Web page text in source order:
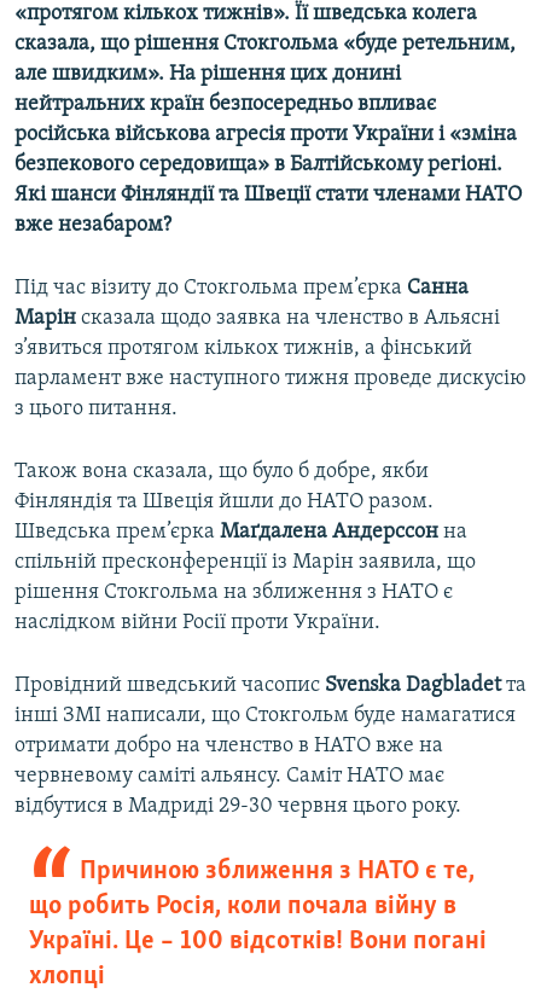
«протягом кількох тижнів». Її шведська колега
сказала, що рішення Стокгольма «буде ретельним,
але швидким». На рішення цих донині
нейтральних країн безпосередньо впливає
російська військова агресія проти України і «зміна
безпекового середовища» в Балтійському регіоні.
Які шанси Фінляндії та Швеції стати членами НАТО
вже незабаром?
Під час візиту до Стокгольма прем’єрка Санна
Марін сказала щодо заявка на членство в Альясні
з’явиться протягом кількох тижнів, а фінський
парламент вже наступного тижня проведе дискусію
з цього питання.
Також вона сказала, що було б добре, якби
Фінляндія та Швеція йшли до НАТО разом.
Шведська прем’єрка Маґдалена Андерссон на
спільній пресконференції із Марін заявила, що
рішення Стокгольма на зближення з НАТО є
наслідком війни Росії проти України.
Провідний шведський часопис Svenska Dagbladetта
інші ЗМІ написали, що Стокгольм буде намагатися
отримати добро на членство в НАТО вже на
червневому саміті альянсу. Саміт НАТО має
відбутися в Мадриді 29-30 червня цього року.
Причиною зближення з НАТО є те,
що робить Росія, коли почала війну в
Україні. Це – 100 відсотків! Вони погані
хлопці